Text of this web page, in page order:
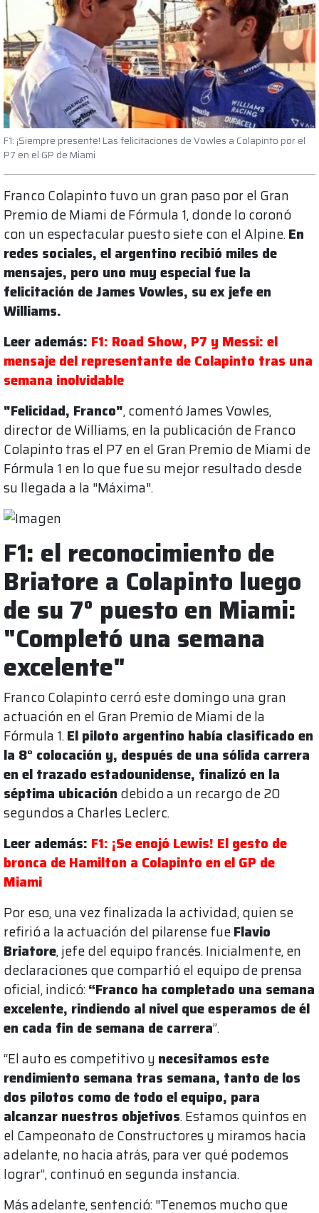
F1: ¡Siempre presente! Las felicitaciones de Vowles a Colapinto por el
P7 en el GP de Miami
Franco Colapinto tuvo un gran paso por el Gran
Premio de Miami de Fórmula 1, donde lo coronó
con un espectacular puesto siete con el Alpine.En
redes sociales, el argentino recibió miles de
mensajes, pero uno muy especial fue la
felicitación de James Vowles, su ex jefe en
Williams.
Leer además: F1: Road Show, P7 y Messi: el
mensaje del representante de Colapinto tras una
semana inolvidable
"Felicidad, Franco", comentó James Vowles,
director de Williams, en la publicación de Franco
Colapinto tras el P7 en el Gran Premio de Miami de
Fórmula 1 en lo que fue su mejor resultado desde
su llegada a la "Máxima".
F1: el reconocimiento de
Briatore a Colapinto luego
de su 7° puesto en Miami:
"Completó una semana
excelente"
Franco Colapinto cerró este domingo una gran
actuación en el Gran Premio de Miami de la
Fórmula 1.El piloto argentino había clasificado en
la 8° colocación y, después de una sólida carrera
en el trazado estadounidense, finalizó en la
séptima ubicación debido a un recargo de 20
segundos a Charles Leclerc.
Leer además: F1: ¡Se enojó Lewis! El gesto de
bronca de Hamilton a Colapinto en el GP de
Miami
Por eso, una vez finalizada la actividad, quien se
refirió a la actuación del pilarense fueFlavio
Briatore, jefe del equipo francés. Inicialmente, en
declaraciones que compartió el equipo de prensa
oficial, indicó:“Franco ha completado una semana
excelente, rindiendo al nivel que esperamos de él
en cada fin de semana de carrera”.
“El auto es competitivo y necesitamos este
rendimiento semana tras semana, tanto de los
dos pilotos como de todo el equipo, para
alcanzar nuestros objetivos. Estamos quintos en
el Campeonato de Constructores y miramos hacia
adelante, no hacia atrás, para ver qué podemos
lograr”, continuó en segunda instancia.
Más adelante, sentenció: "Tenemos mucho que